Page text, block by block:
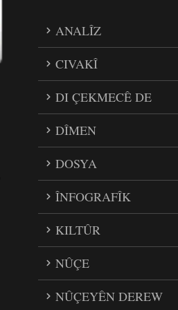
ANALÎZ
CIVAKÎ
DI ÇEKMECÊ DE
DÎMEN
DOSYA
ÎNFOGRAFÎK
KILTÛR
NÛÇE
NÛÇEYÊN DEREW